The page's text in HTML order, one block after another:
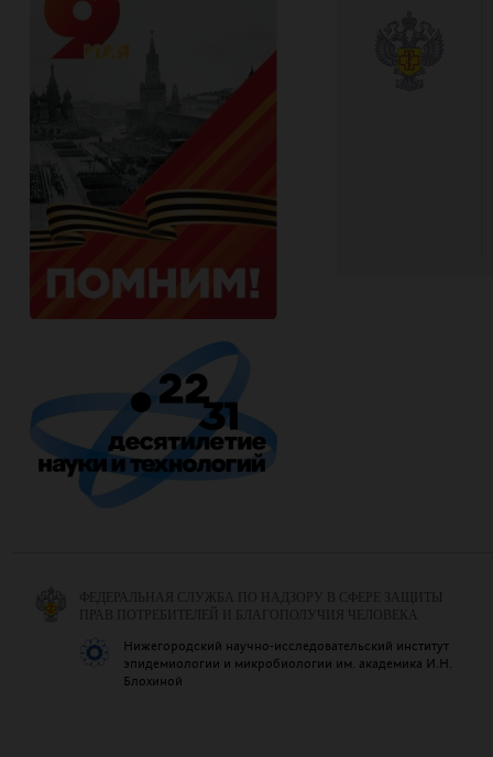
ФЕДЕРАЛЬНАЯ СЛУЖБА ПО НАДЗОРУ В СФЕРЕ ЗАЩИТЫ
ПРАВ ПОТРЕБИТЕЛЕЙ И БЛАГОПОЛУЧИЯ ЧЕЛОВЕКА
Нижегородский научно-исследовательский институт
эпидемиологии и микробиологии им. академика И.Н.
Блохиной